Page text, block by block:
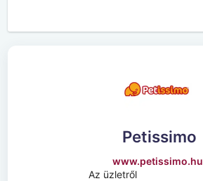
Petissimo
www.petissimo.hu
Az üzletről